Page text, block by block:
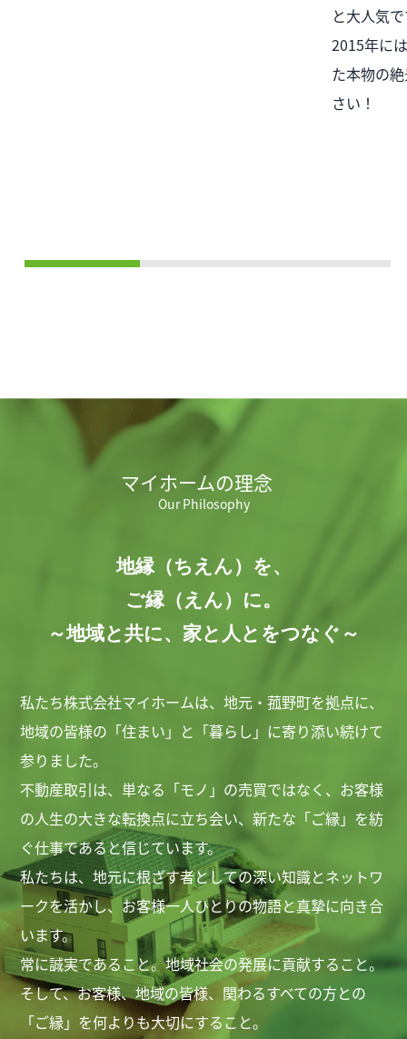
と大人気
2015年に
た本物の
さい！
マイホームの理念
Our Philosophy
地縁（ちえん）を、
ご縁（えん）に。
～地域と共に、家と人とをつなぐ～
私たち株式会社マイホームは、地元・菰野町を拠点に、
地域の皆様の「住まい」と「暮らし」に寄り添い続けて
参りました。
不動産取引は、単なる「モノ」の売買ではなく、お客様
の人生の大きな転換点に立ち会い、新たな「ご縁」を紡
ぐ仕事であると信じています。
私たちは、地元に根ざす者としての深い知識とネットワ
ークを活かし、お客様一人ひとりの物語と真摯に向き合
います。
常に誠実であること。地域社会の発展に貢献すること。
そして、お客様、地域の皆様、関わるすべての方との
「ご縁」を何よりも大切にすること。